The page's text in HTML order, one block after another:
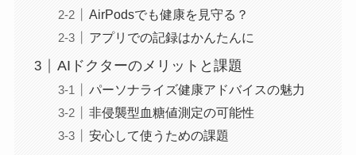
AirPodsでも健康を見守る？
アプリでの記録はかんたんに
AIドクターのメリットと課題
パーソナライズ健康アドバイスの魅力
非侵襲型血糖値測定の可能性
安心して使うための課題